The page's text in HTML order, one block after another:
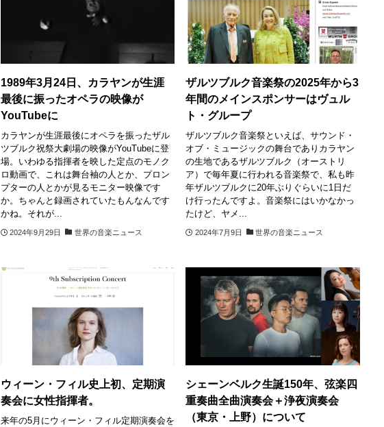
1989年3月24日、カラヤンが生涯
最後に振ったオペラの映像が
YouTubeに
カラヤンが生涯最後にオペラを振ったザル
ツブルク祝祭大劇場の映像がYouTubeに登
場。いわゆる指揮者を映した定点のモノク
ロ動画で、これは舞台袖の人とか、プロン
プターの人とかが見るモニター映像です
か。ちゃんと録画されていたもんなんです
かね。それが...
2024年9月29日 世界の音楽ニュース
ザルツブルク音楽祭の2025年から3
年間のメインスポンサーはヴュル
ト・グループ
ザルツブルク音楽祭といえば、サウンド・
オブ・ミュージックの舞台でありカラヤン
の生地であるザルツブルク（オーストリ
ア）で毎年夏に行われる音楽祭で、私も昨
年ザルツブルクに20年ぶりぐらいに1日だ
け行ったんですよ。音楽祭にはいかなかっ
たけど、ヤメ...
2024年7月9日 世界の音楽ニュース
ウィーン・フィル史上初、定期演
奏会に女性指揮者。
来年の5月にウィーン・フィル定期演奏会を
シェーンベルク生誕150年、弦楽四
重奏曲全曲演奏会＋浄夜演奏会
（東京・上野）について